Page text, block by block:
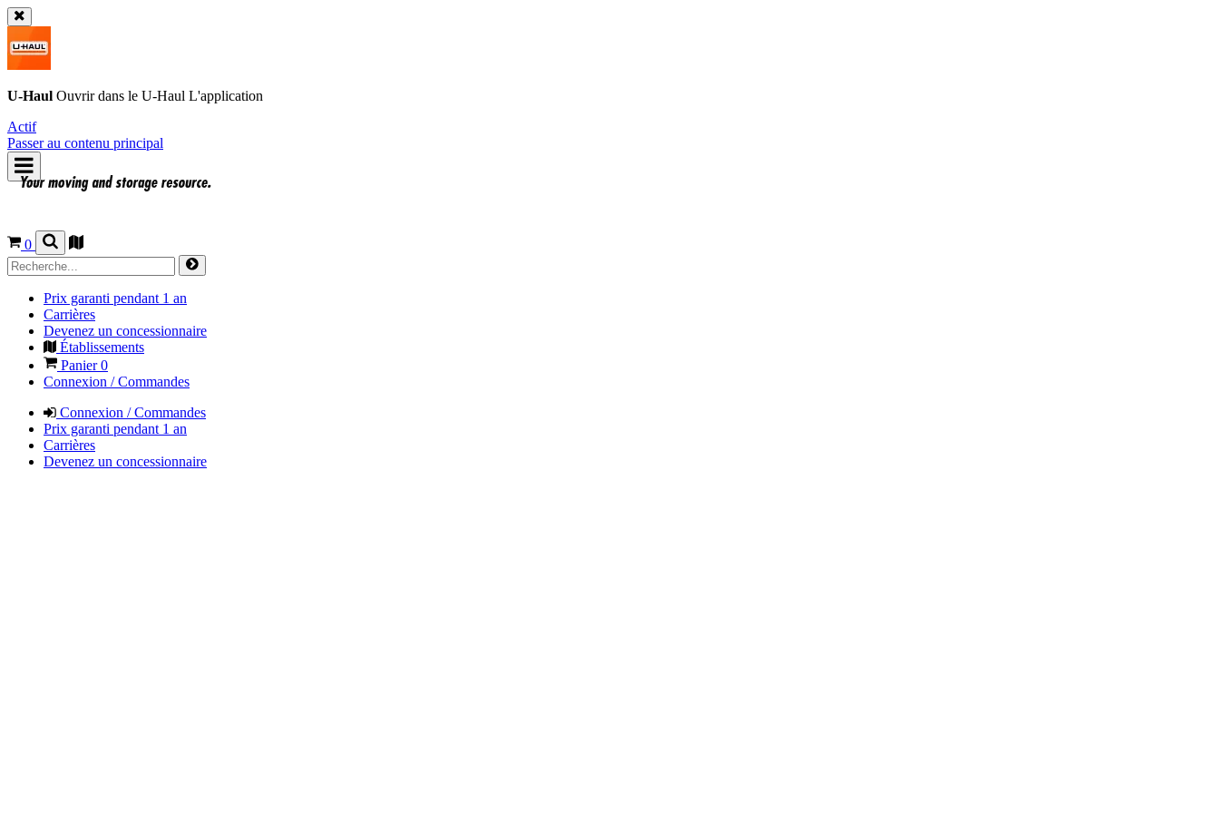
U-Haul Ouvrir dans le U-Haul L'application
Actif
Passer au contenu principal
0
Prix garanti pendant 1 an
Carrières
Devenez un concessionnaire
Établissements
Panier0
Connexion / Commandes
Connexion / Commandes
Prix garanti pendant 1 an
Carrières
Devenez un concessionnaire